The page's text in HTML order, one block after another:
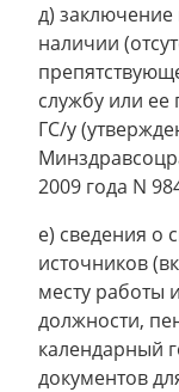
д)
наличии
службу или
ГС/у
2009 года N
е) сведения о
источников
месту работы
должности,
календарный
документов